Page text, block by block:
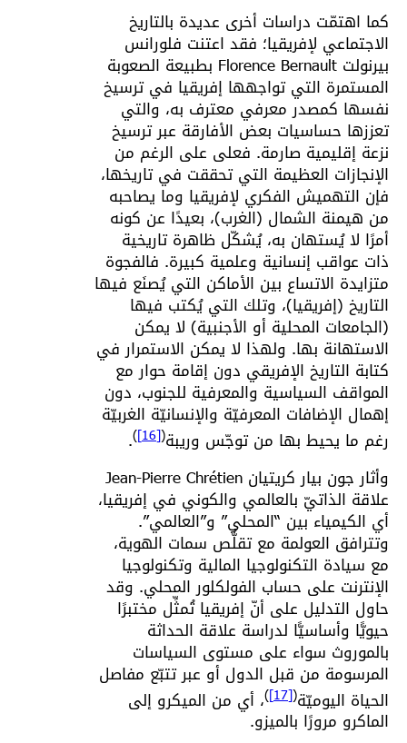
كما اهتمّت دراسات أخرى عديدة بالتاريخ
الاجتماعي لإفريقيا؛ فقد اعتنت فلورانس
بيرنولت Florence Bernault بطبيعة الصعوبة
المستمرة التي تواجهها إفريقيا في ترسيخ
نفسها كمصدر معرفي معترف به، والتي
تعززها حساسيات بعض الأفارقة عبر ترسيخ
نزعة إقليمية صارمة. فعلى على الرغم من
الإنجازات العظيمة التي تحققت في تاريخها،
فإن التهميش الفكري لإفريقيا وما يصاحبه
من هيمنة الشمال (الغرب)، بعيدًا عن كونه
أمرًا لا يُستهان به، يُشكّل ظاهرة تاريخية
ذات عواقب إنسانية وعلمية كبيرة. فالفجوة
متزايدة الاتساع بين الأماكن التي يُصنَع فيها
التاريخ (إفريقيا)، وتلك التي يُكتب فيها
(الجامعات المحلية أو الأجنبية) لا يمكن
الاستهانة بها. ولهذا لا يمكن الاستمرار في
كتابة التاريخ الإفريقي دون إقامة حوار مع
المواقف السياسية والمعرفية للجنوب، دون
إهمال الإضافات المعرفيّة والإنسانيّة الغربيّة
رغم ما يحيط بها من توجّس وريبة(
[16]
)
.
وأثار جون بيار كريتيان Jean-Pierre Chrétien
علاقة الذاتيّ بالعالمي والكوني في إفريقيا،
أي الكيمياء بين “المحلي” و”العالمي”.
وتترافق العولمة مع تقلُّص سمات الهوية،
مع سيادة التكنولوجيا المالية وتكنولوجيا
الإنترنت على حساب الفولكلور المحلي. وقد
حاول التدليل على أنّ إفريقيا تُمثِّل مختبرًا
حيويًّا وأساسيًّا لدراسة علاقة الحداثة
بالموروث سواء على مستوى السياسات
المرسومة من قبل الدول أو عبر تتبّع مفاصل
الحياة اليوميّة(
[17]
)، أي من الميكرو إلى
الماكرو مرورًا بالميزو.